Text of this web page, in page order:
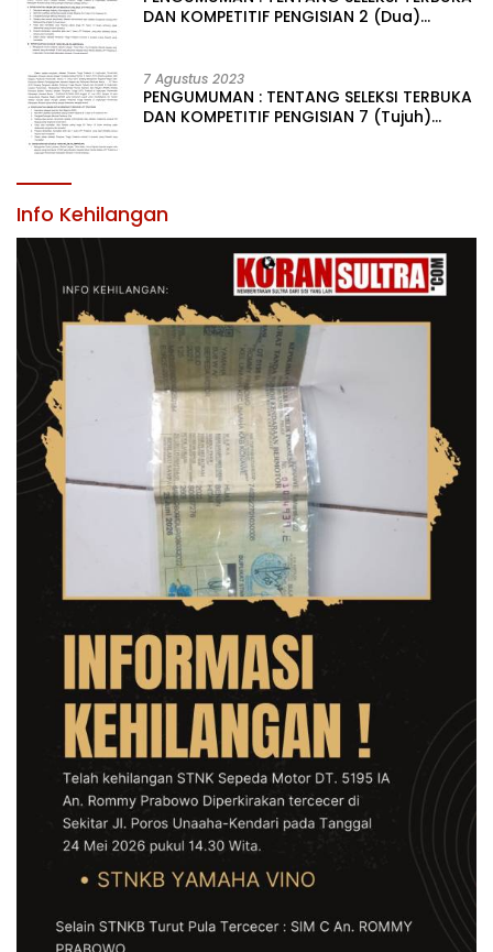
DAN KOMPETITIF PENGISIAN 2 (Dua)
KABUPATEN KONAWE
7 Agustus 2023
PENGUMUMAN : TENTANG SELEKSI TERBUKA
DAN KOMPETITIF PENGISIAN 7 (Tujuh)
Info Kehilangan